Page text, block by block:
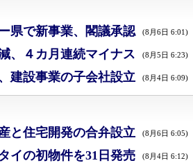
県で新事業、閣議承認 (8月6日 6:01)
、４カ月連続マイナス (8月5日 6:23)
建設事業の子会社設立 (8月4日 6:09)
と住宅開発の合弁設立 (8月6日 6:05)
イの初物件を31日発売 (8月4日 6:12)